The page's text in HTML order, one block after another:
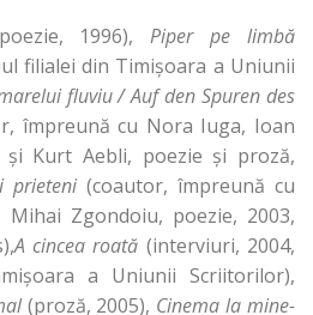
1996),Piper pe limbă
filialei din Timişoara a Uniunii
fluviu / Auf den Spuren des
împreună cu Nora Iuga, Ioan
şi Kurt Aebli, poezie şi proză,
prieteni (coautor, împreună cu
Zgondoiu, poezie, 2003,
A cincea roată (interviuri, 2004,
a Uniunii Scriitorilor),
(proză, 2005), Cinema la mine-